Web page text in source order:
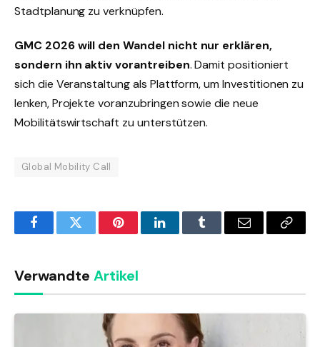
Stadtplanung zu verknüpfen.
GMC 2026 will den Wandel nicht nur erklären,
sondern ihn aktiv vorantreiben. Damit positioniert
sich die Veranstaltung als Plattform, um Investitionen zu
lenken, Projekte voranzubringen sowie die neue
Mobilitätswirtschaft zu unterstützen.
Global Mobility Call
FacebookTwitter PinterestLinkedInTumblr Email
Copy
Verwandte Artikel